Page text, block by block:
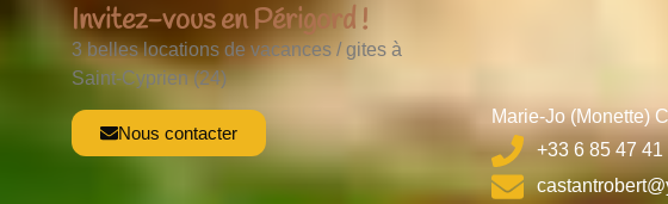
Invitez-vous en Périgord !
3 belles locations de vacances / gites à
Saint-Cyprien (24)
Nous contacter
Marie-Jo (Monette)
+33 6 85 47 41